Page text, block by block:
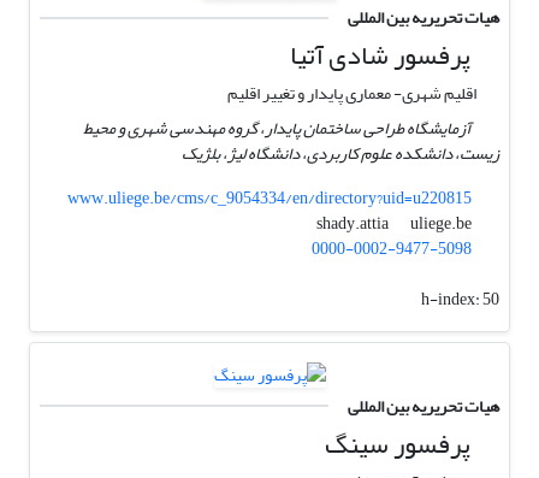
هیات تحریریه بین المللی
پرفسور شادی آتیا
اقلیم شهری- معماری پایدار و تغییر اقلیم
آزمایشگاه طراحی ساختمان پایدار، گروه مهندسی شهری و محیط
زیست، دانشکده علوم کاربردی، دانشگاه لیژ، بلژیک
www.uliege.be/cms/c_9054334/en/directory?uid=u220815
shady.attia
uliege.be
0000-0002-9477-5098
h-index:50
هیات تحریریه بین المللی
پرفسور سینگ